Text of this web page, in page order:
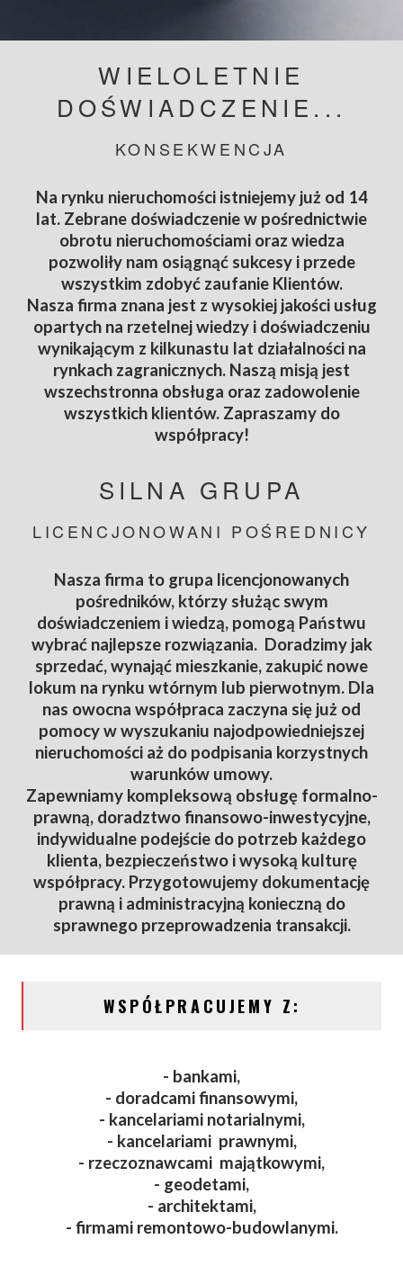
WIELOLETNIE
DOŚWIADCZENIE...
KONSEKWENCJA
Na rynku nieruchomości istniejemy już od 14
lat. Zebrane doświadczenie w pośrednictwie
obrotu nieruchomościami oraz wiedza
pozwoliły nam osiągnąć sukcesy i przede
wszystkim zdobyć zaufanie Klientów.
Nasza firma znana jest z wysokiej jakości usług
opartych na rzetelnej wiedzy i doświadczeniu
wynikającym z kilkunastu lat działalności na
rynkach zagranicznych. Naszą misją jest
wszechstronna obsługa oraz zadowolenie
wszystkich klientów. Zapraszamy do
współpracy!
SILNA GRUPA
LICENCJONOWANI POŚREDNICY
Nasza firma to grupa licencjonowanych
pośredników, którzy służąc swym
doświadczeniem i wiedzą, pomogą Państwu
wybrać najlepsze rozwiązania. Doradzimy jak
sprzedać, wynająć mieszkanie, zakupić nowe
lokum na rynku wtórnym lub pierwotnym. Dla
nas owocna współpraca zaczyna się już od
pomocy w wyszukaniu najodpowiedniejszej
nieruchomości aż do podpisania korzystnych
warunków umowy.
Zapewniamy kompleksową obsługę formalno-
prawną, doradztwo finansowo-inwestycyjne,
indywidualne podejście do potrzeb każdego
klienta, bezpieczeństwo i wysoką kulturę
współpracy. Przygotowujemy dokumentację
prawną i administracyjną konieczną do
sprawnego przeprowadzenia transakcji.
WSPÓŁPRACUJEMY Z:
- bankami,
- doradcami finansowymi,
- kancelariami notarialnymi,
- kancelariami prawnymi,
- rzeczoznawcami majątkowymi,
- geodetami,
- architektami,
- firmami remontowo-budowlanymi.